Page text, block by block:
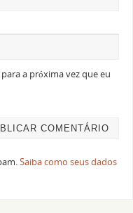
a próxima vez que eu
Saiba como seus dados